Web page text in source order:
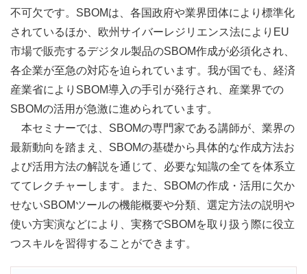
不可欠です。SBOMは、各国政府や業界団体により標準化
されているほか、欧州サイバーレジリエンス法によりEU
市場で販売するデジタル製品のSBOM作成が必須化され、
各企業が至急の対応を迫られています。我が国でも、経済
産業省によりSBOM導入の手引が発行され、産業界での
SBOMの活用が急激に進められています。
本セミナーでは、SBOMの専門家である講師が、業界の
最新動向を踏まえ、SBOMの基礎から具体的な作成方法お
よび活用方法の解説を通じて、必要な知識の全てを体系立
ててレクチャーします。また、SBOMの作成・活用に欠か
せないSBOMツールの機能概要や分類、選定方法の説明や
使い方実演などにより、実務でSBOMを取り扱う際に役立
つスキルを習得することができます。